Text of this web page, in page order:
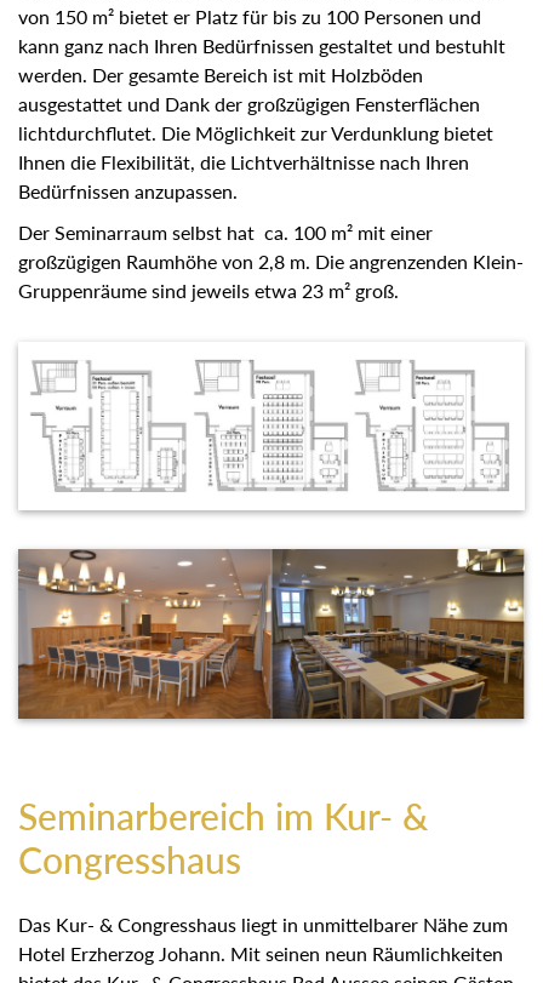
von 150 m² bietet er Platz für bis zu 100 Personen und
kann ganz nach Ihren Bedürfnissen gestaltet und bestuhlt
werden. Der gesamte Bereich ist mit Holzböden
ausgestattet und Dank der großzügigen Fensterflächen
lichtdurchflutet. Die Möglichkeit zur Verdunklung bietet
Ihnen die Flexibilität, die Lichtverhältnisse nach Ihren
Bedürfnissen anzupassen.
Der Seminarraum selbst hat ca. 100 m² mit einer
großzügigen Raumhöhe von 2,8 m. Die angrenzenden Klein-
Gruppenräume sind jeweils etwa 23 m² groß.
Seminarbereich im Kur- &
Congresshaus
Das Kur- & Congresshaus liegt in unmittelbarer Nähe zum
Hotel Erzherzog Johann. Mit seinen neun Räumlichkeiten